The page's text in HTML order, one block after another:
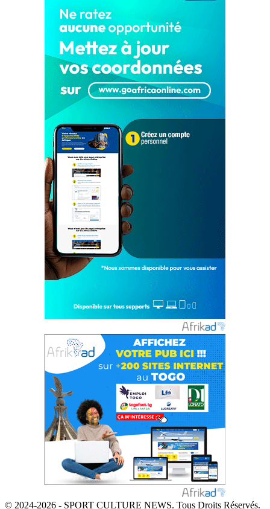
© 2024-2026 - SPORT CULTURE NEWS. Tous Droits Réservés.